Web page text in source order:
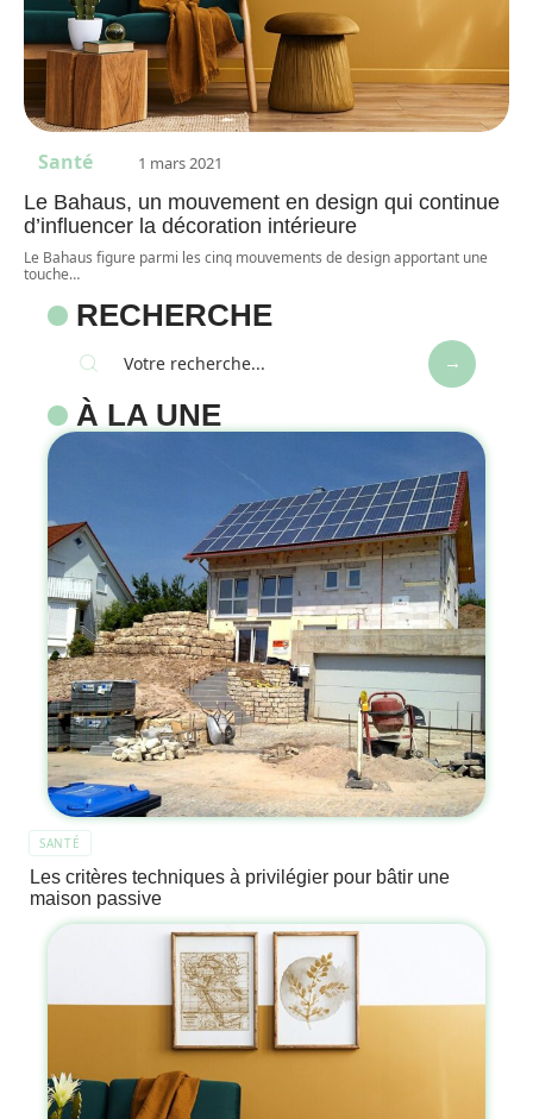
Santé 1 mars 2021
Le Bahaus, un mouvement en design qui continue
d’influencer la décoration intérieure
Le Bahaus figure parmi les cinq mouvements de design apportant une
touche…
RECHERCHE
À LA UNE
SANTÉ
Les critères techniques à privilégier pour bâtir une
maison passive